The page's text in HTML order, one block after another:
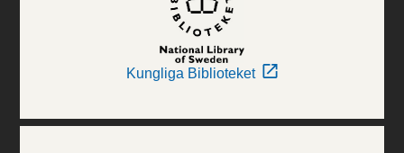
Kungliga Biblioteket